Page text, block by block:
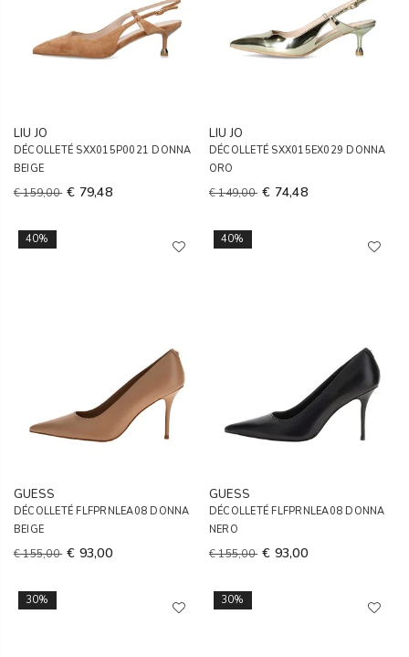
LIU JO
DÉCOLLETÉ SXX015P0021 DONNA
BEIGE
€ 159,00 € 79,48
LIU JO
DÉCOLLETÉ SXX015EX029 DONNA
ORO
€ 149,00 € 74,48
40%
GUESS
DÉCOLLETÉ FLFPRNLEA08 DONNA
BEIGE
€ 155,00 € 93,00
40%
GUESS
DÉCOLLETÉ FLFPRNLEA08 DONNA
NERO
€ 155,00 € 93,00
30% 30%